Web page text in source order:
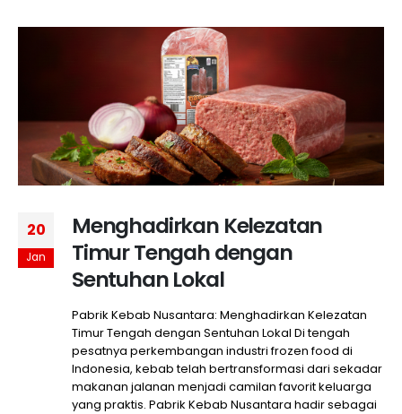
20
Jan
Menghadirkan Kelezatan
Timur Tengah dengan
Sentuhan Lokal
Pabrik Kebab Nusantara: Menghadirkan Kelezatan
Timur Tengah dengan Sentuhan Lokal Di tengah
pesatnya perkembangan industri frozen food di
Indonesia, kebab telah bertransformasi dari sekadar
makanan jalanan menjadi camilan favorit keluarga
yang praktis. Pabrik Kebab Nusantara hadir sebagai